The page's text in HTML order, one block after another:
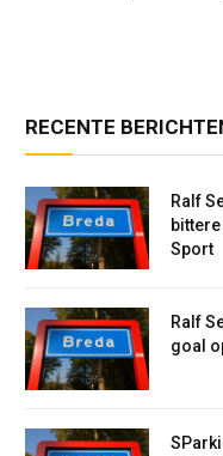
RECENTE
Ralf
Sport
Ralf
goal